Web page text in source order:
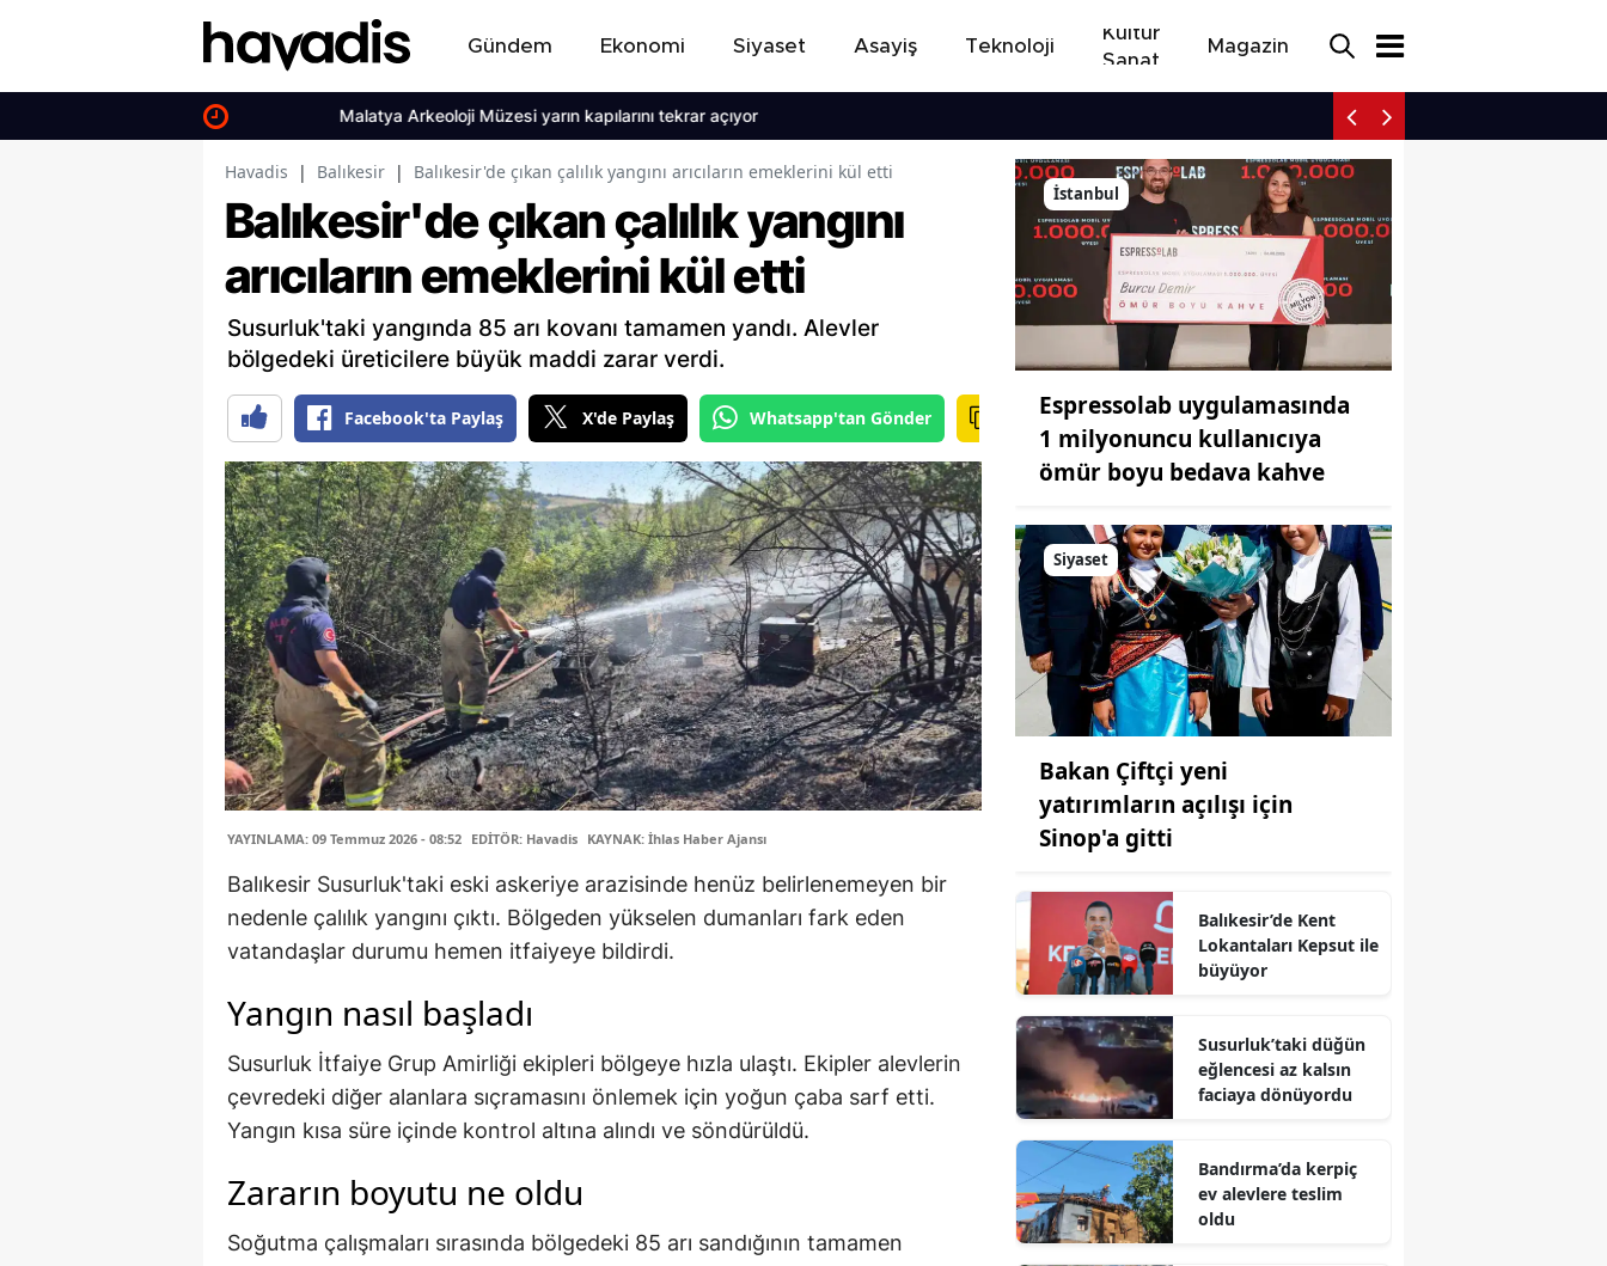
Gündem Ekonomi Siyaset Asayiş Teknoloji
Kültür
Sanat
Magazin
Malatya Arkeoloji Müzesi yarın kapılarını tekrar açıyor
Havadis | Balıkesir | Balıkesir'de çıkan çalılık yangını arıcıların emeklerini kül etti
Balıkesir'de çıkan çalılık yangını
arıcıların emeklerini kül etti
Susurluk'taki yangında 85 arı kovanı tamamen yandı. Alevler
bölgedeki üreticilere büyük maddi zarar verdi.
Facebook'ta Paylaş X'de Paylaş Whatsapp'tan Gönder
YAYINLAMA: 09 Temmuz 2026 - 08:52 EDİTÖR: Havadis KAYNAK: İhlas Haber Ajansı
Balıkesir Susurluk'taki eski askeriye arazisinde henüz belirlenemeyen bir
nedenle çalılık yangını çıktı. Bölgeden yükselen dumanları fark eden
vatandaşlar durumu hemen itfaiyeye bildirdi.
Yangın nasıl başladı
Susurluk İtfaiye Grup Amirliği ekipleri bölgeye hızla ulaştı. Ekipler alevlerin
çevredeki diğer alanlara sıçramasını önlemek için yoğun çaba sarf etti.
Yangın kısa süre içinde kontrol altına alındı ve söndürüldü.
Zararın boyutu ne oldu
Soğutma çalışmaları sırasında bölgedeki 85 arı sandığının tamamen
İstanbul
Espressolab uygulamasında
1 milyonuncu kullanıcıya
ömür boyu bedava kahve
Siyaset
Bakan Çiftçi yeni
yatırımların açılışı için
Sinop'a gitti
Balıkesir’de Kent
Lokantaları Kepsut ile
büyüyor
Susurluk’taki düğün
eğlencesi az kalsın
faciaya dönüyordu
Bandırma’da kerpiç
ev alevlere teslim
oldu